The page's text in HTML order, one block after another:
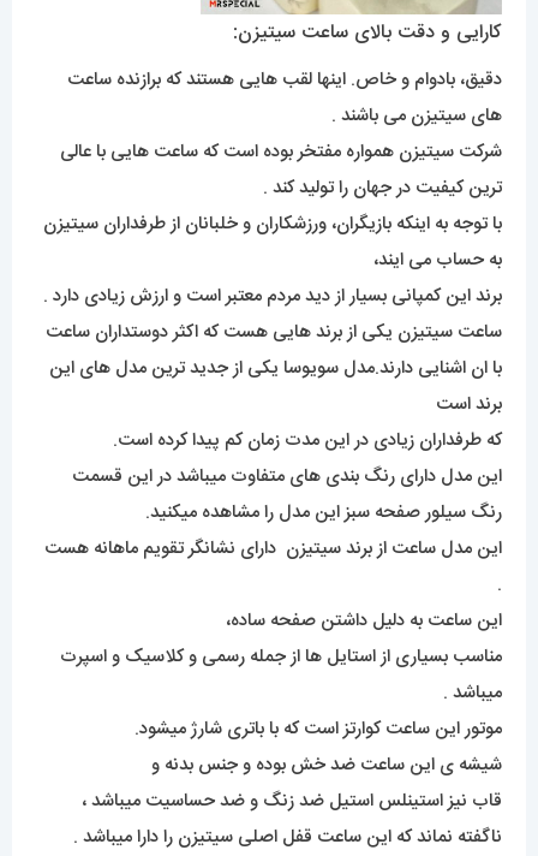
کارایی و دقت بالای ساعت سیتیزن:
دقیق، بادوام و خاص. اینها لقب هایی هستند که برازنده ساعت
های سیتیزن می باشند .
شرکت سیتیزن همواره مفتخر بوده است که ساعت هایی با عالی
ترین کیفیت در جهان را تولید کند .
با توجه به اینکه بازیگران، ورزشکاران و خلبانان از طرفداران سیتیزن
به حساب می ایند،
برند این کمپانی بسیار از دید مردم معتبر است و ارزش زیادی دارد .
ساعت سیتیزن یکی از برند هایی هست که اکثر دوستداران ساعت
با ان اشنایی دارند.مدل سویوسا یکی از جدید ترین مدل های این
برند است
که طرفداران زیادی در این مدت زمان کم پیدا کرده است.
این مدل دارای رنگ بندی های متفاوت میباشد در این قسمت
رنگ سیلور صفحه سبز این مدل را مشاهده میکنید.
این مدل ساعت از برند سیتیزن دارای نشانگر تقویم ماهانه هست
.
این ساعت به دلیل داشتن صفحه ساده،
مناسب بسیاری از استایل ها از جمله رسمی و کلاسیک و اسپرت
میباشد .
موتور این ساعت کوارتز است که با باتری شارژ میشود.
شیشه ی این ساعت ضد خش بوده و جنس بدنه و
قاب نیز استینلس استیل ضد زنگ و ضد حساسیت میباشد ،
ناگفته نماند که این ساعت قفل اصلی سیتیزن را دارا میباشد .